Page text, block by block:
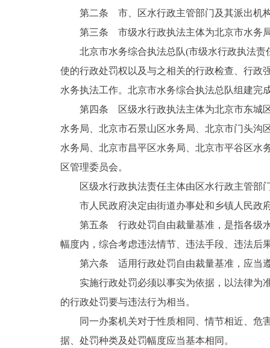
第二条 市、区水行政主管部门及其派出机
第三条 市级水行政执法主体为北京市水务
北京市水务综合执法总队(市级水行政执法
使的行政处罚权以及与之相关的行政检查、行政
水务执法工作。北京市水务综合执法总队组建完
第四条 区级水行政执法主体为北京市东城
水务局、北京市石景山区水务局、北京市门头沟
水务局、北京市昌平区水务局、北京市平谷区水
区管理委员会。
区级水行政执法责任主体由区水行政主管部
市人民政府决定由街道办事处和乡镇人民政
第五条 行政处罚自由裁量基准，是指各级
幅度内，综合考虑违法情节、违法手段、违法后
第六条 适用行政处罚自由裁量基准，应当
实施行政处罚必须以事实为依据，以法律为
的行政处罚要与违法行为相当。
同一办案机关对于性质相同、情节相近、危
据、处罚种类及处罚幅度应当基本相同。